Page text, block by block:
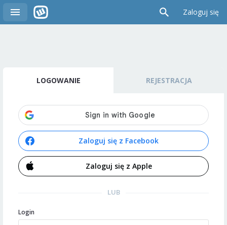
Zaloguj się
LOGOWANIE REJESTRACJA
Zaloguj się z Facebook
Zaloguj się z Apple
LUB
Login